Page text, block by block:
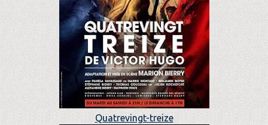
Quatrevingt-treize